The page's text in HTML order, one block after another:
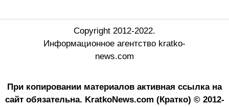
Copyright 2012-2022.
Информационное агентство kratko-
news.com
При копировании материалов активная ссылка на
сайт обязательна. KratkoNews.com (Кратко) © 2012-